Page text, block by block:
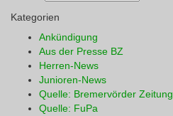
Kategorien
Ankündigung
Aus der Presse BZ
Herren-News
Junioren-News
Quelle: Bremervörder Zeitung
Quelle: FuPa